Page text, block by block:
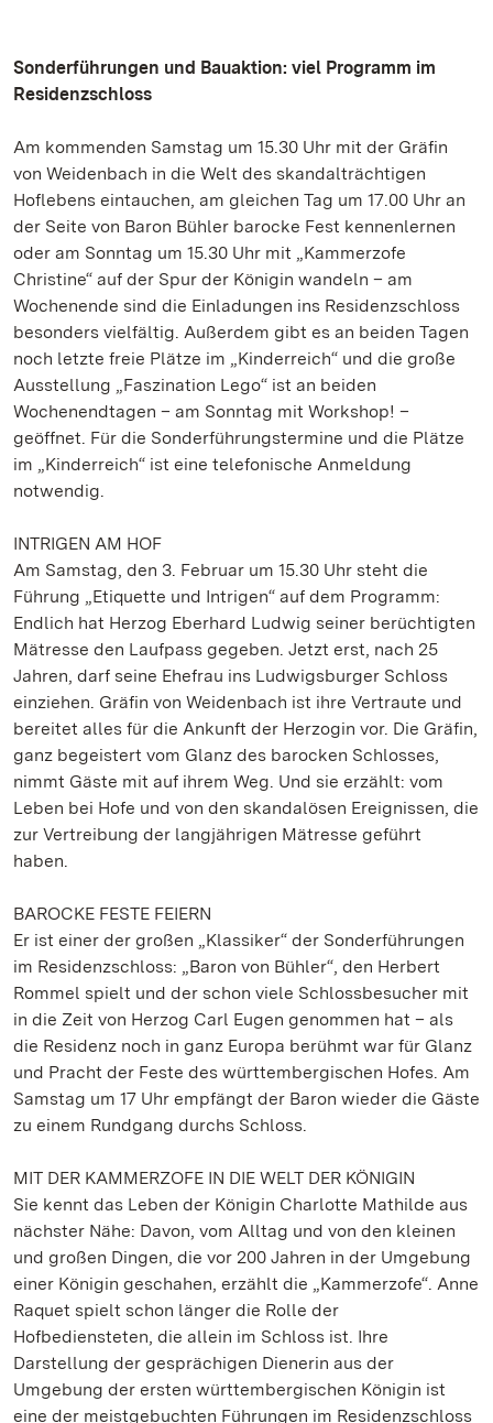
Sonderführungen und Bauaktion: viel Programm im
Residenzschloss
Am kommenden Samstag um 15.30 Uhr mit der Gräfin
von Weidenbach in die Welt des skandalträchtigen
Hoflebens eintauchen, am gleichen Tag um 17.00 Uhr an
der Seite von Baron Bühler barocke Fest kennenlernen
oder am Sonntag um 15.30 Uhr mit „Kammerzofe
Christine“ auf der Spur der Königin wandeln – am
Wochenende sind die Einladungen ins Residenzschloss
besonders vielfältig. Außerdem gibt es an beiden Tagen
noch letzte freie Plätze im „Kinderreich“ und die große
Ausstellung „Faszination Lego“ ist an beiden
Wochenendtagen – am Sonntag mit Workshop! –
geöffnet. Für die Sonderführungstermine und die Plätze
im „Kinderreich“ ist eine telefonische Anmeldung
notwendig.
INTRIGEN AM HOF
Am Samstag, den 3. Februar um 15.30 Uhr steht die
Führung „Etiquette und Intrigen“ auf dem Programm:
Endlich hat Herzog Eberhard Ludwig seiner berüchtigten
Mätresse den Laufpass gegeben. Jetzt erst, nach 25
Jahren, darf seine Ehefrau ins Ludwigsburger Schloss
einziehen. Gräfin von Weidenbach ist ihre Vertraute und
bereitet alles für die Ankunft der Herzogin vor. Die Gräfin,
ganz begeistert vom Glanz des barocken Schlosses,
nimmt Gäste mit auf ihrem Weg. Und sie erzählt: vom
Leben bei Hofe und von den skandalösen Ereignissen, die
zur Vertreibung der langjährigen Mätresse geführt
haben.
BAROCKE FESTE FEIERN
Er ist einer der großen „Klassiker“ der Sonderführungen
im Residenzschloss: „Baron von Bühler“, den Herbert
Rommel spielt und der schon viele Schlossbesucher mit
in die Zeit von Herzog Carl Eugen genommen hat – als
die Residenz noch in ganz Europa berühmt war für Glanz
und Pracht der Feste des württembergischen Hofes. Am
Samstag um 17 Uhr empfängt der Baron wieder die Gäste
zu einem Rundgang durchs Schloss.
MIT DER KAMMERZOFE IN DIE WELT DER KÖNIGIN
Sie kennt das Leben der Königin Charlotte Mathilde aus
nächster Nähe: Davon, vom Alltag und von den kleinen
und großen Dingen, die vor 200 Jahren in der Umgebung
einer Königin geschahen, erzählt die „Kammerzofe“. Anne
Raquet spielt schon länger die Rolle der
Hofbediensteten, die allein im Schloss ist. Ihre
Darstellung der gesprächigen Dienerin aus der
Umgebung der ersten württembergischen Königin ist
eine der meistgebuchten Führungen im Residenzschloss